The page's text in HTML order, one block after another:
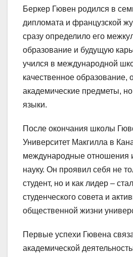
Беркер Гювен родился в
дипломата и французской
сразу определило его
образование и будущую
учился в международной
качественное образование,
академические предметы,
языки.
После окончания школы
Университет Макгилла в
международные отношения
науку. Он проявил себя не
студент, но и как лидер –
студенческого совета и
общественной жизни
Первые успехи Гювена
академической